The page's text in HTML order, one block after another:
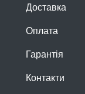
Доставка
Оплата
Гарантія
Контакти